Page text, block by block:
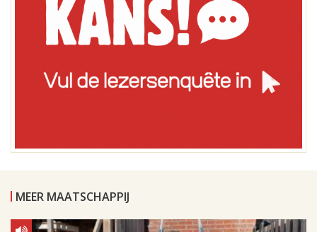
MEER MAATSCHAPPIJ